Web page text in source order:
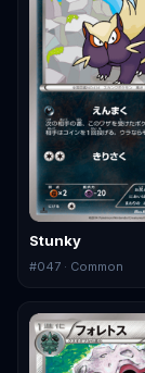
Stunky
#047 · Common